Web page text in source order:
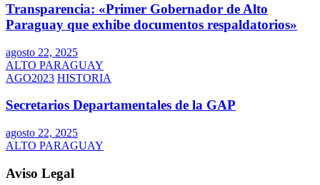
Transparencia: «Primer Gobernador de Alto
Paraguay que exhibe documentos respaldatorios»
agosto 22, 2025
ALTO PARAGUAY
AGO2023 HISTORIA
Secretarios Departamentales de la GAP
agosto 22, 2025
ALTO PARAGUAY
Aviso Legal